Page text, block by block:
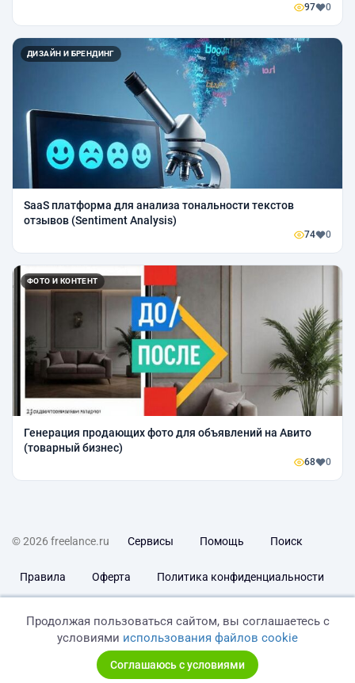
97 0
ДИЗАЙН И БРЕНДИНГ
SaaS платформа для анализа тональности текстов
отзывов (Sentiment Analysis)
74 0
ФОТО И КОНТЕНТ
Генерация продающих фото для объявлений на Авито
(товарный бизнес)
68 0
© 2026 freelance.ru Сервисы Помощь Поиск
Правила Оферта Политика конфиденциальности
Продолжая пользоваться сайтом, вы соглашаетесь с
условиями использования файлов cookie
Соглашаюсь с условиями